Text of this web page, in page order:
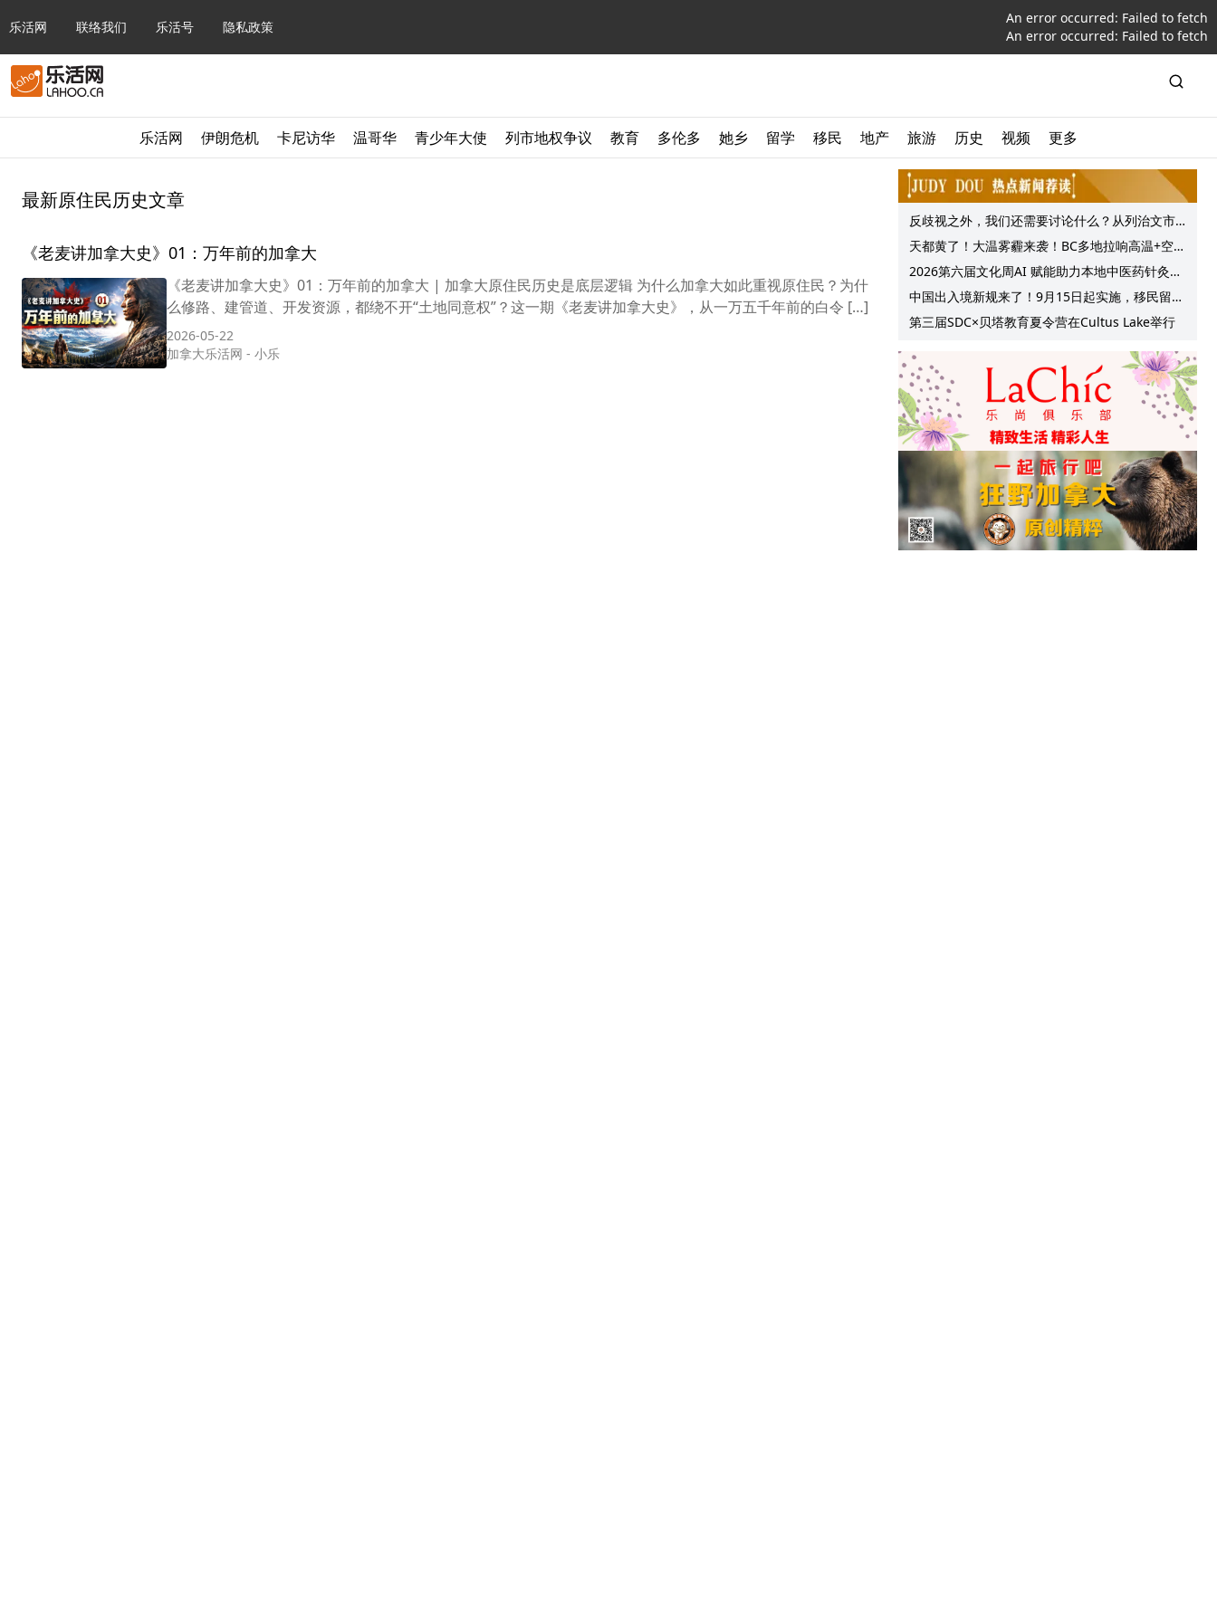
乐活网 联络我们 乐活号 隐私政策
An error occurred: Failed to fetch
An error occurred: Failed to fetch
乐活网 伊朗危机 卡尼访华 温哥华 青少年大使 列市地权争议 教育 多伦多 她乡 留学 移民 地产 旅游 历史 视频 更多
最新原住民历史文章
《老麦讲加拿大史》01：万年前的加拿大
《老麦讲加拿大史》01：万年前的加拿大 | 加拿大原住民历史是底层逻辑 为什么加拿大如此重视原住民？为什
么修路、建管道、开发资源，都绕不开“土地同意权”？这一期《老麦讲加拿大史》，从一万五千年前的白令 […]
2026-05-22
加拿大乐活网 - 小乐
反歧视之外，我们还需要讨论什么？从列治文市
议会一项动议谈起
天都黄了！大温雾霾来袭！BC多地拉响高温+空气
质量预警 最高可达35°C！
2026第六届文化周AI 赋能助力本地中医药针灸服
务提质升级
中国出入境新规来了！9月15日起实施，移民留学
中介迎来最强监管！
第三届SDC×贝塔教育夏令营在Cultus Lake举行